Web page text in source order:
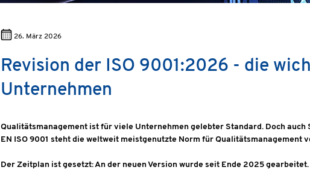
26. März 2026
Revision der ISO 9001:2026 - die
Unternehmen
Qualitätsmanagement ist für viele Unternehmen gelebter Standard. Doch
EN ISO 9001 steht die weltweit meistgenutzte Norm für Qualitätsmanagement
Der Zeitplan ist gesetzt: An der neuen Version wurde seit Ende 2025